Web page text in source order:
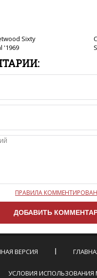
Sixty
'1969
был
не может быть
— избегайте
отклоняться от
не используйте
ПРАВИЛА
ВЕРСИЯ
УСЛОВИЯ ИСПОЛЬЗОВАНИЯ